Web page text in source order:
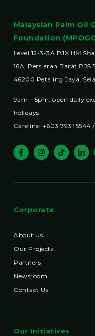
Malaysian Palm Oil
Foundation
Level 12-3-3A PJX HM
16A, Persiaran Barat PJS
46200 Petaling Jaya,
9am – 5pm, open daily
holidays.
Careline: +603 7931 5544
Corporate
About Us
Our Projects
Partners
Newsroom
Contact Us
Our Initiatives